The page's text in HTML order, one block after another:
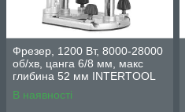
Фрезер, 1200 Вт, 8000-28000
об/хв, цанга 6/8 мм, макс
глибина 52 мм INTERTOOL
DT-0950
В наявності